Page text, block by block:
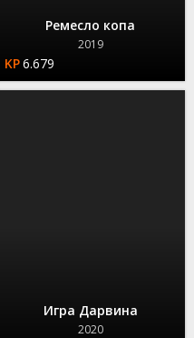
Ремесло копа
2019
6.679
Игра Дарвина
2020